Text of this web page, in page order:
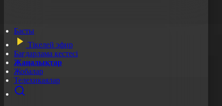
Басты
Тікелей эфир
Бағдарлама кестесі
Жаңалықтар
Жобалар
Телехикаялар